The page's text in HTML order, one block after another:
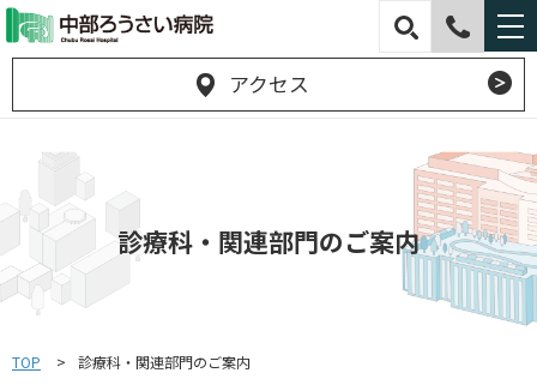
アクセス
診療科・関連部門のご案内
TOP 診療科・関連部門のご案内